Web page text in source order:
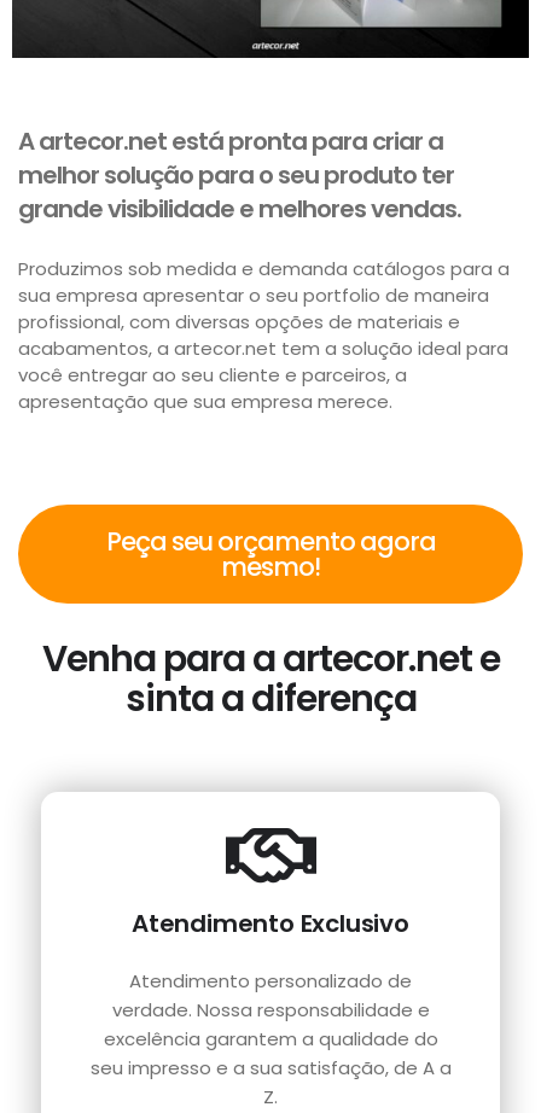
A artecor.net está pronta para criar a
melhor solução para o seu produto ter
grande visibilidade e melhores vendas.
Produzimos sob medida e demanda catálogos para a
sua empresa apresentar o seu portfolio de maneira
profissional, com diversas opções de materiais e
acabamentos, a artecor.net tem a solução ideal para
você entregar ao seu cliente e parceiros, a
apresentação que sua empresa merece.
Peça seu orçamento agora
mesmo!
Venha para a artecor.net e
sinta a diferença
Atendimento Exclusivo
Atendimento personalizado de
verdade. Nossa responsabilidade e
excelência garantem a qualidade do
seu impresso e a sua satisfação, de A a
Z.